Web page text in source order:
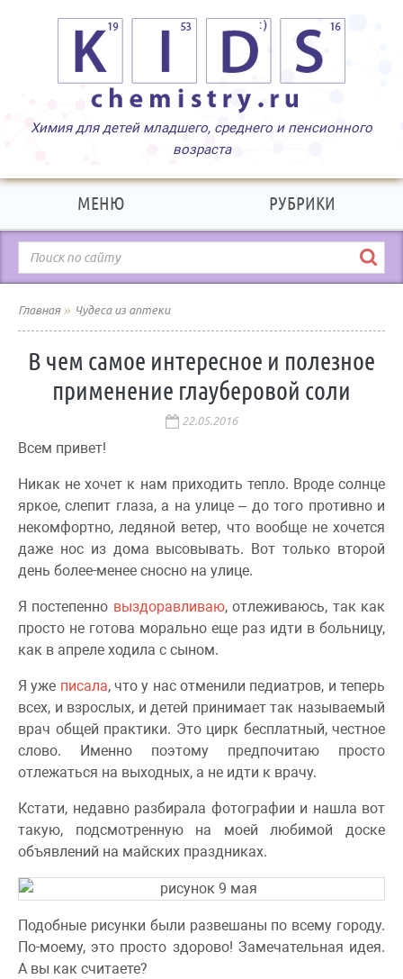
МЕНЮ РУБРИКИ
Главная» Чудеса из аптеки
В чем самое интересное и полезное
применение глауберовой соли
22.05.2016
Всем привет!
Никак не хочет к нам приходить тепло. Вроде солнце
яркое, слепит глаза, а на улице – до того противно и
некомфортно, ледяной ветер, что вообще не хочется
даже нос из дома высовывать. Вот только второй
день более-менее сносно на улице.
Я постепенно выздоравливаю, отлеживаюсь, так как
просто не готова морально еще раз идти в больницу,
как в апреле ходила с сыном.
Я уже писала, что у нас отменили педиатров, и теперь
всех, и взрослых, и детей принимает так называемый
врач общей практики. Это цирк бесплатный, честное
слово. Именно поэтому предпочитаю просто
отлежаться на выходных, а не идти к врачу.
Кстати, недавно разбирала фотографии и нашла вот
такую, подсмотренную на моей любимой доске
объявлений на майских праздниках.
Подобные рисунки были развешаны по всему городу.
По-моему, это просто здорово! Замечательная идея.
А вы как считаете?